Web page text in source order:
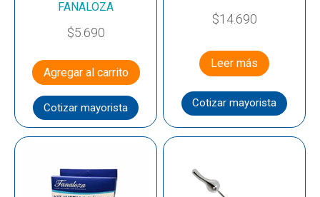
FANALOZA
$5.690
Agregar al carrito
Cotizar mayorista
$14.690
Leer más
Cotizar mayorista